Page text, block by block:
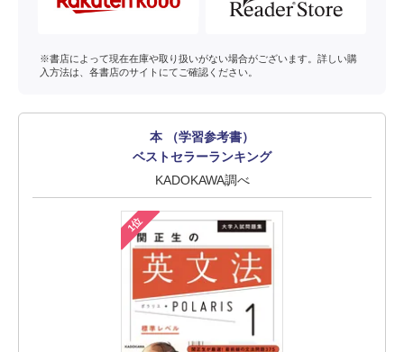
※書店によって現在在庫や取り扱いがない場合がございます。詳しい購
入方法は、各書店のサイトにてご確認ください。
本 （学習参考書）
ベストセラーランキング
KADOKAWA調べ
1位